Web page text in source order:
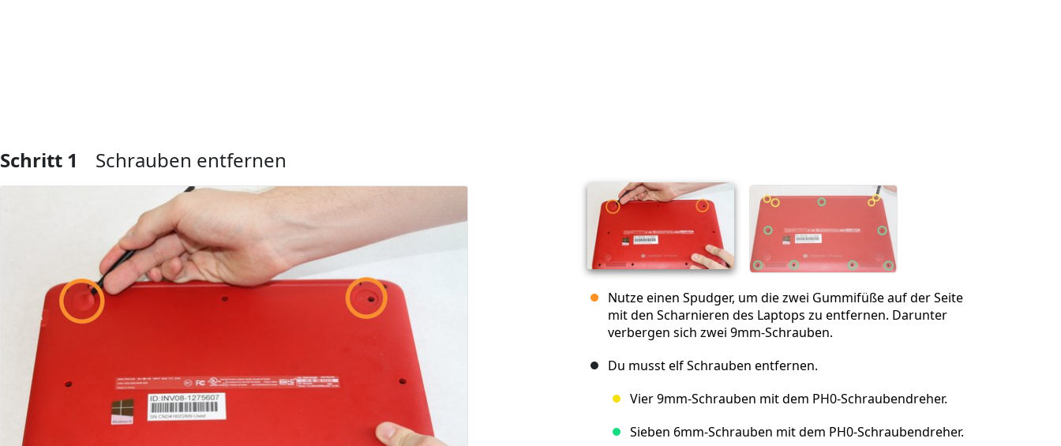
Schritt 1 Schrauben entfernen
Nutze einen Spudger, um die zwei Gummifüße auf der Seite
mit den Scharnieren des Laptops zu entfernen. Darunter
verbergen sich zwei 9mm-Schrauben.
Du musst elf Schrauben entfernen.
Vier 9mm-Schrauben mit dem PH0-Schraubendreher.
Sieben 6mm-Schrauben mit dem PH0-Schraubendreher.